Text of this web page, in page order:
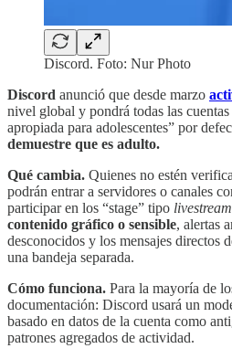
Discord. Foto: Nur Photo
Discord anunció que desde marzo
nivel global y pondrá todas las
apropiada para adolescentes” por
demuestre que es adulto.
Qué cambia. Quienes no estén
podrán entrar a servidores o canales
participar en los “stage” tipo livestream
contenido gráfico o sensible, alertas
desconocidos y los mensajes directos
una bandeja separada.
Cómo funciona. Para la mayoría de
documentación: Discord usará un
basado en datos de la cuenta como
patrones agregados de actividad.